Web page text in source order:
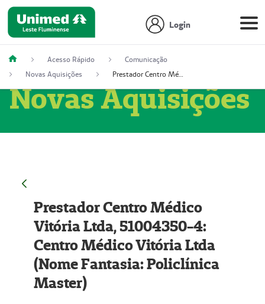
Login
Acesso Rápido
Comunicação
Novas Aquisições
Prestador Centro Médico Vitória Ltda, 51004350-4: Centro Médico Vitória Ltda (Nome Fantasia: Policlínica Master)
Novas Aquisições
Prestador Centro Médico
Vitória Ltda, 51004350-4:
Centro Médico Vitória Ltda
(Nome Fantasia: Policlínica
Master)